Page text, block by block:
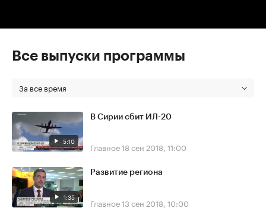
Все выпуски программы
За все время
5:10
В Сирии сбит ИЛ-20
Главное18 сен 2018, 11:00
1:35
Развитие региона
Главное13 сен 2018, 10:00